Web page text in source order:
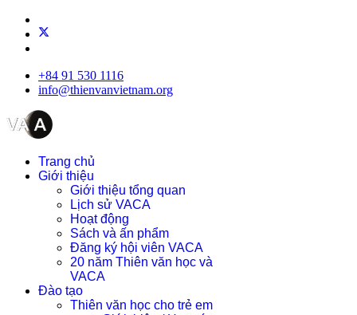
+84 91 530 1116
info@thienvanvietnam.org
Trang chủ
Giới thiệu
Giới thiệu tổng quan
Lịch sử VACA
Hoạt động
Sách và ấn phẩm
Đăng ký hội viên VACA
20 năm Thiên văn học và
VACA
Đào tạo
Thiên văn học cho trẻ em